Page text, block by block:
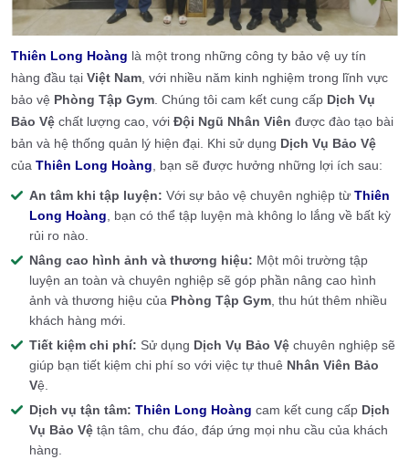
Thiên Long Hoàng là một trong những công ty bảo vệ uy tín
hàng đầu tại Việt Nam , với nhiều năm kinh nghiệm trong lĩnh vực
bảo vệ Phòng Tập Gym . Chúng tôi cam kết cung cấp Dịch Vụ
Bảo Vệ chất lượng cao, với Đội Ngũ Nhân Viên được đào tạo bài
bản và hệ thống quản lý hiện đại. Khi sử dụng Dịch Vụ Bảo Vệ
của Thiên Long Hoàng , bạn sẽ được hưởng những lợi ích sau:
An tâm khi tập luyện: Với sự bảo vệ chuyên nghiệp từ Thiên
Long Hoàng , bạn có thể tập luyện mà không lo lắng về bất kỳ
rủi ro nào.
Nâng cao hình ảnh và thương hiệu: Một môi trường tập
luyện an toàn và chuyên nghiệp sẽ góp phần nâng cao hình
ảnh và thương hiệu của Phòng Tập Gym , thu hút thêm nhiều
khách hàng mới.
Tiết kiệm chi phí: Sử dụng Dịch Vụ Bảo Vệ chuyên nghiệp sẽ
giúp bạn tiết kiệm chi phí so với việc tự thuê Nhân Viên Bảo
Vệ.
Dịch vụ tận tâm: Thiên Long Hoàng cam kết cung cấp Dịch
Vụ Bảo Vệ tận tâm, chu đáo, đáp ứng mọi nhu cầu của khách
hàng.